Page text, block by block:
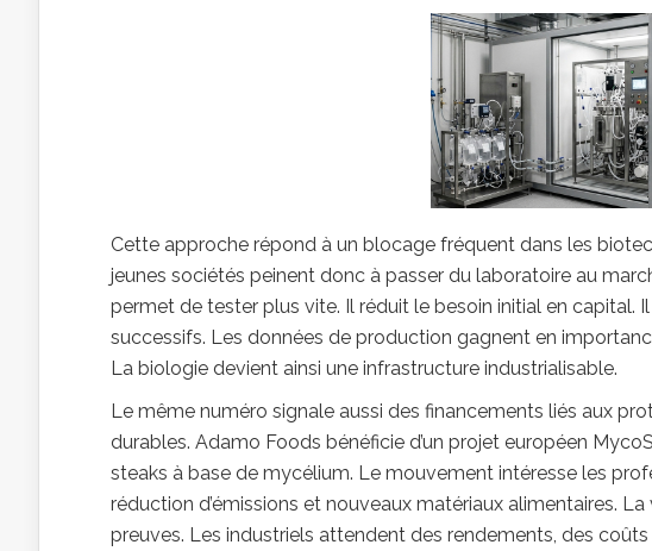
Cette approche répond à un blocage fréquent dans les
jeunes sociétés peinent donc à passer du laboratoire au
permet de tester plus vite. Il réduit le besoin initial en capital.
successifs. Les données de production gagnent en
La biologie devient ainsi une infrastructure industrialisable.
Le même numéro signale aussi des financements liés aux
durables. Adamo Foods bénéficie d’un projet européen
steaks à base de mycélium. Le mouvement intéresse les
réduction d’émissions et nouveaux matériaux alimentaires.
preuves. Les industriels attendent des rendements, des